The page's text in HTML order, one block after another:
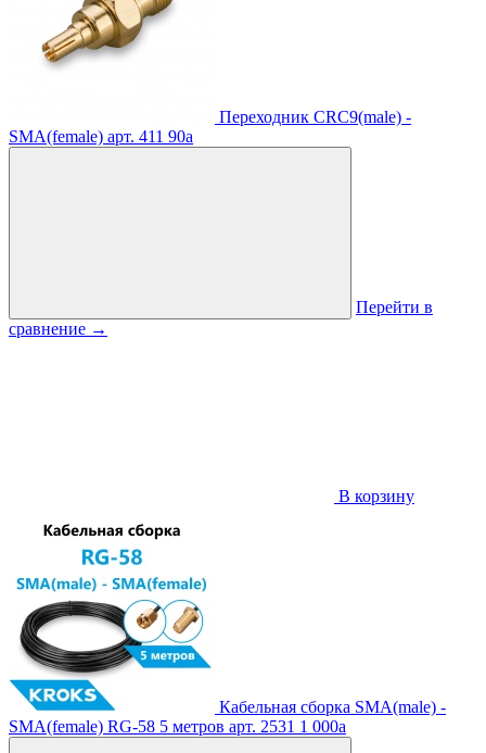
Переходник CRC9(male) -
SMA(female) арт. 411 90a
Перейти в
сравнение →
В корзину
Кабельная сборка SMA(male) -
SMA(female) RG-58 5 метров арт. 2531 1 000a